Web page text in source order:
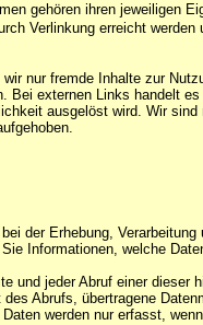
gehören ihren jeweiligen
Verlinkung erreicht
nur fremde Inhalte zur
externen Links handelt
ausgelöst wird. Wir
der Erhebung,
Informationen, welche
und jeder Abruf einer
Abrufs, übertragene
werden nur erfasst,